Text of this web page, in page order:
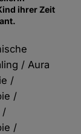
ihrer Zeit
/ Aura
/
/
/
/